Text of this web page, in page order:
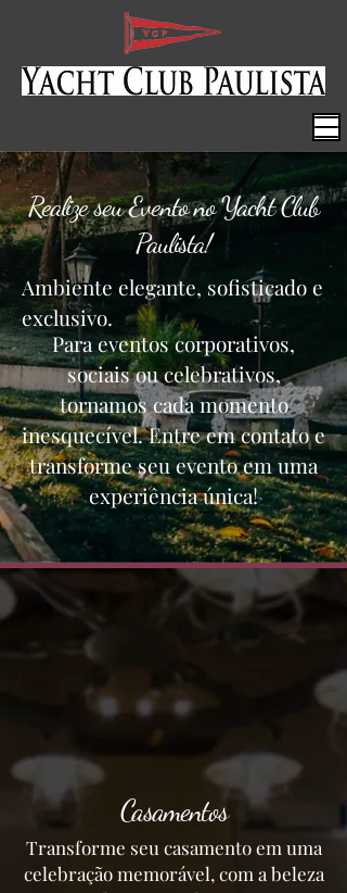
Realize seu Evento no Yacht Club
Paulista!
Ambiente elegante, sofisticado e
exclusivo.
Para eventos corporativos,
sociais ou celebrativos,
tornamos cada momento
inesquecível. Entre em contato e
transforme seu evento em uma
experiência única!
Casamentos
Transforme seu casamento em uma
celebração memorável, com a beleza